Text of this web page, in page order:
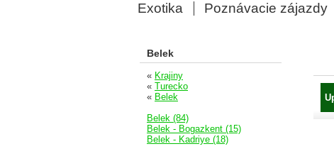
Exotika Poznávacie zájazdy
Belek
« Krajiny
« Turecko
« Belek
Belek (84)
Belek - Bogazkent (15)
Belek - Kadriye (18)